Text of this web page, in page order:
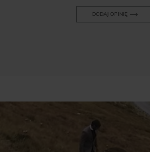
DODAJ OPINIĘ